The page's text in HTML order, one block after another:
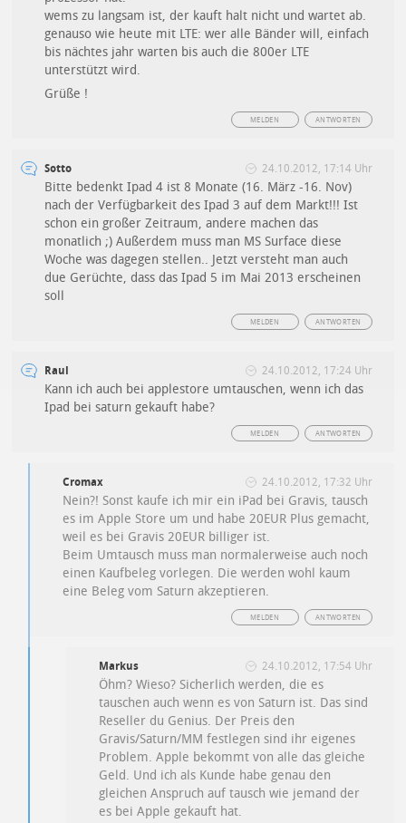
wems zu langsam ist, der kauft halt nicht und wartet ab.
genauso wie heute mit LTE: wer alle Bänder will, einfach
bis nächtes jahr warten bis auch die 800er LTE
unterstützt wird.
Grüße !
ANTWORTEN
MELDEN
Sotto 24.10.2012, 17:14 Uhr
Bitte bedenkt Ipad 4 ist 8 Monate (16. März -16. Nov)
nach der Verfügbarkeit des Ipad 3 auf dem Markt!!! Ist
schon ein großer Zeitraum, andere machen das
monatlich ;) Außerdem muss man MS Surface diese
Woche was dagegen stellen.. Jetzt versteht man auch
due Gerüchte, dass das Ipad 5 im Mai 2013 erscheinen
soll
ANTWORTEN
MELDEN
Raul 24.10.2012, 17:24 Uhr
Kann ich auch bei applestore umtauschen, wenn ich das
Ipad bei saturn gekauft habe?
ANTWORTEN
MELDEN
Cromax 24.10.2012, 17:32 Uhr
Nein?! Sonst kaufe ich mir ein iPad bei Gravis, tausch
es im Apple Store um und habe 20EUR Plus gemacht,
weil es bei Gravis 20EUR billiger ist.
Beim Umtausch muss man normalerweise auch noch
einen Kaufbeleg vorlegen. Die werden wohl kaum
eine Beleg vom Saturn akzeptieren.
ANTWORTEN
MELDEN
Markus 24.10.2012, 17:54 Uhr
Öhm? Wieso? Sicherlich werden, die es
tauschen auch wenn es von Saturn ist. Das sind
Reseller du Genius. Der Preis den
Gravis/Saturn/MM festlegen sind ihr eigenes
Problem. Apple bekommt von alle das gleiche
Geld. Und ich als Kunde habe genau den
gleichen Anspruch auf tausch wie jemand der
es bei Apple gekauft hat.